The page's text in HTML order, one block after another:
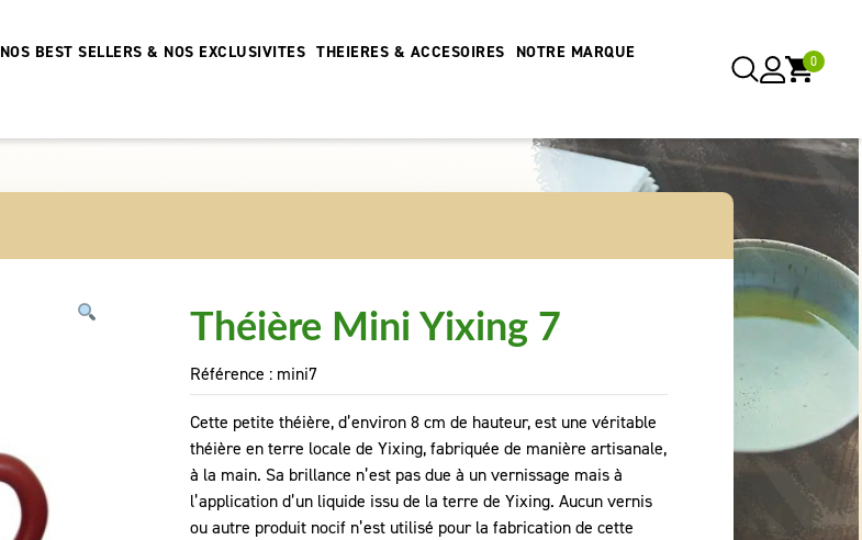
NOS BEST SELLERS & NOS EXCLUSIVITES THEIERES & ACCESOIRES NOTRE MARQUE 0
Théière Mini Yixing 7
Référence : mini7
Cette petite théière, d’environ 8 cm de hauteur, est une véritable
théière en terre locale de Yixing, fabriquée de manière artisanale,
à la main. Sa brillance n’est pas due à un vernissage mais à
l’application d’un liquide issu de la terre de Yixing. Aucun vernis
ou autre produit nocif n’est utilisé pour la fabrication de cette